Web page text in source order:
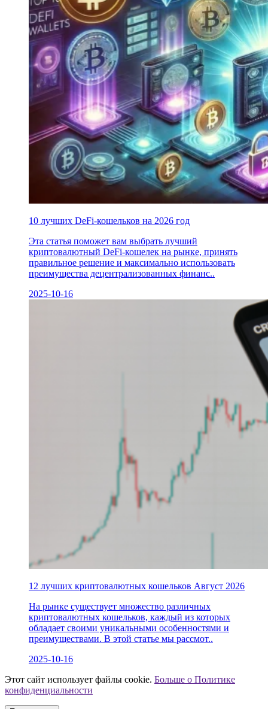
10 лучших DeFi-кошельков на 2026 год
Эта статья поможет вам выбрать лучший
криптовалютный DeFi-кошелек на рынке, принять
правильное решение и максимально использовать
преимущества децентрализованных финанс..
2025-10-16
12 лучших криптовалютных кошельков Август 2026
На рынке существует множество различных
криптовалютных кошельков, каждый из которых
обладает своими уникальными особенностями и
преимуществами. В этой статье мы рассмот..
2025-10-16
Этот сайт использует файлы cookie. Больше о Политике
конфиденциальности